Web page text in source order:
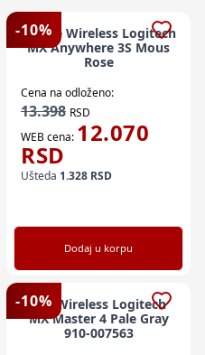
-10%
Mouse Wireless Logitech
MX Anywhere 3S Mous
Rose
Cena na odloženo:
13.398 RSD
WEB cena: 12.070
RSD
Ušteda 1.328 RSD
Dodaj u korpu
-10%
Miš Wireless Logitech
MX Master 4 Pale Gray
910-007563